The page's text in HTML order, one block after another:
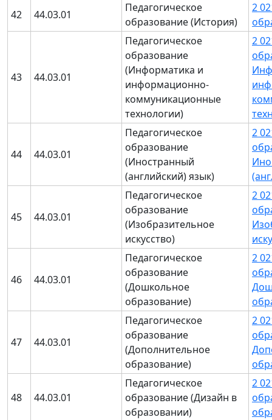
42
44.03.01
Педагогическое
образование (История)
2
43 44.03.01
Педагогическое
образование
(Информатика и
информационно-
коммуникационные
технологии)
2
44 44.03.01
Педагогическое
образование
(Иностранный
(английский) язык)
2
45 44.03.01
Педагогическое
образование
(Изобразительное
искусство)
2
46 44.03.01
Педагогическое
образование
(Дошкольное
образование)
2
47 44.03.01
Педагогическое
образование
(Дополнительное
образование)
2
48 44.03.01
Педагогическое
образование (Дизайн в
образовании)
2